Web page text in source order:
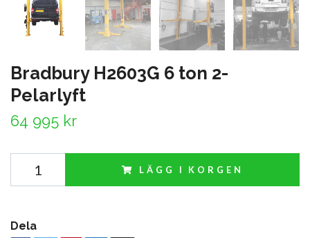
Bradbury H2603G 6 ton 2-
Pelarlyft
64 995 kr
LÄGG I KORGEN
Dela